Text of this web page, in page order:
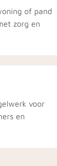
of pand
zorg en
voor
en